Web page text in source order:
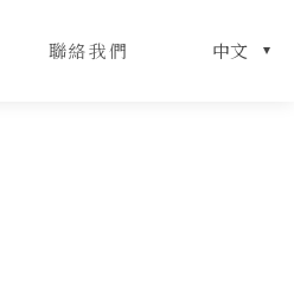
聯絡我們 中文